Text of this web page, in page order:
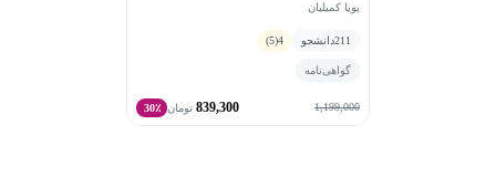
پویا کمیلیان
211دانشجو 4
(5)
گواهی‌نامه
1,199,000
839,300 تومان 30٪